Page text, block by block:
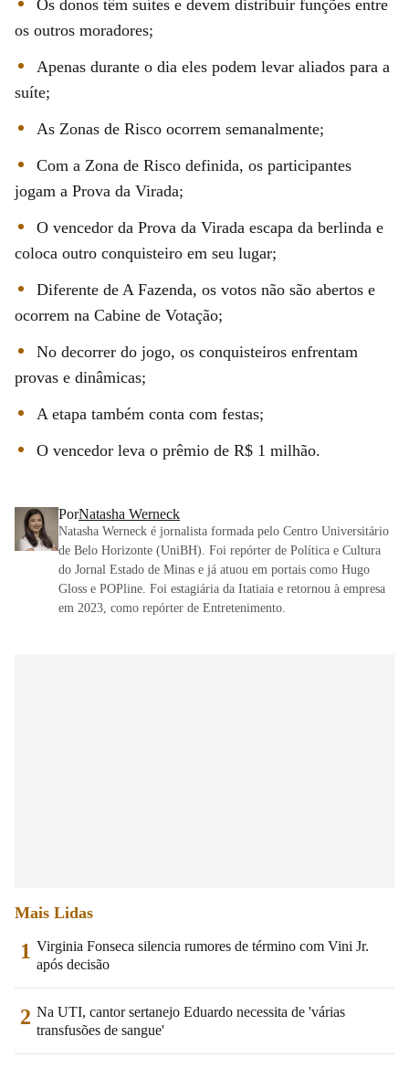
Os donos têm suítes e devem distribuir funções entre
os outros moradores;
Apenas durante o dia eles podem levar aliados para a
suíte;
As Zonas de Risco ocorrem semanalmente;
Com a Zona de Risco definida, os participantes
jogam a Prova da Virada;
O vencedor da Prova da Virada escapa da berlinda e
coloca outro conquisteiro em seu lugar;
Diferente de A Fazenda, os votos não são abertos e
ocorrem na Cabine de Votação;
No decorrer do jogo, os conquisteiros enfrentam
provas e dinâmicas;
A etapa também conta com festas;
O vencedor leva o prêmio de R$ 1 milhão.
PorNatasha Werneck
Natasha Werneck é jornalista formada pelo Centro Universitário
de Belo Horizonte (UniBH). Foi repórter de Política e Cultura
do Jornal Estado de Minas e já atuou em portais como Hugo
Gloss e POPline. Foi estagiária da Itatiaia e retornou à empresa
em 2023, como repórter de Entretenimento.
Mais Lidas
1 Virginia Fonseca silencia rumores de término com Vini Jr.
após decisão
2 Na UTI, cantor sertanejo Eduardo necessita de 'várias
transfusões de sangue'